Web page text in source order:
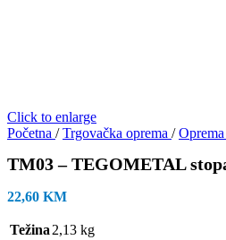
Click to enlarge
Početna / Trgovačka oprema /
TM03 – TEGOMETAL
22,60 KM
Težina 2,13 kg